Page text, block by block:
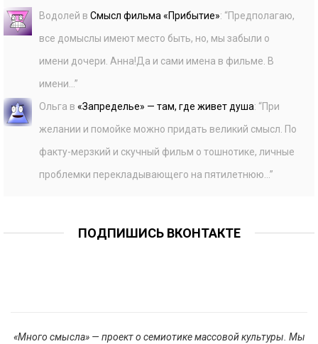
Водолей в Смысл фильма «Прибытие»: “Предполагаю,
все домыслы имеют место быть, но, мы забыли о
имени дочери. Анна!Да и сами имена в фильме. В
имени… ”
Ольга в «Запределье» — там, где живет душа: “При
желании и помойке можно придать великий смысл. По
факту-мерзкий и скучный фильм о тошнотике, личные
проблемки перекладывающего на пятилетнюю… ”
ПОДПИШИСЬ ВКОНТАКТЕ
«Много смысла» — проект о семиотике массовой культуры. Мы